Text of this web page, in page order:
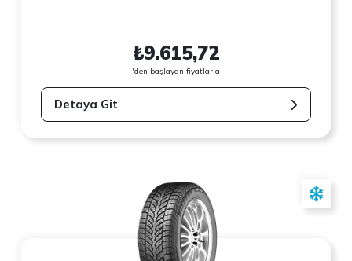
₺9.615,72
'den başlayan fiyatlarla
Detaya Git